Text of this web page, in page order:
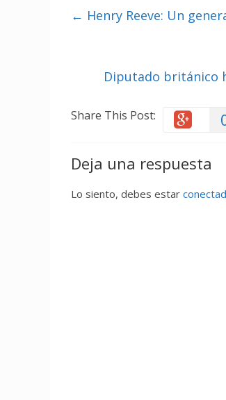
← Henry Reeve: Un
Diputado británico
Share This Post:
Deja una respuesta
Lo siento, debes estar